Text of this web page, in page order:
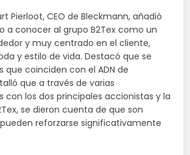
Pierloot, CEO de Bleckmann, añadió
a conocer al grupo B2Tex como un
y muy centrado en el cliente,
y estilo de vida. Destacó que se
que coinciden con el ADN de
que a través de varias
con los dos principales accionistas y la
se dieron cuenta de que son
reforzarse significativamente